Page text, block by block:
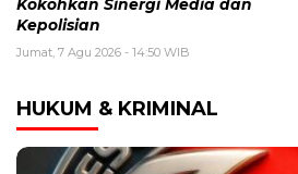
Kokohkan Sinergi Media dan
Kepolisian
Jumat, 7 Agu 2026 - 14:50 WIB
HUKUM & KRIMINAL